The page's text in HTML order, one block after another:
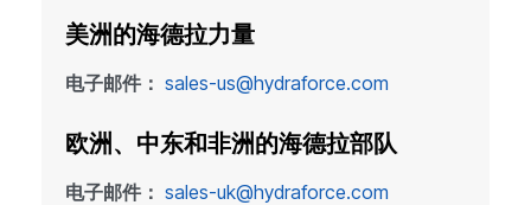
美洲的海德拉力量
电子邮件： sales-us@hydraforce.com
欧洲、中东和非洲的海德拉部队
电子邮件： sales-uk@hydraforce.com